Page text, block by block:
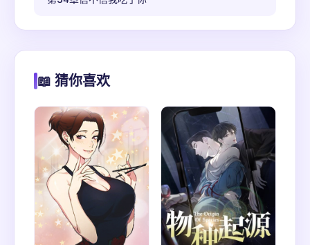
📖 猜你喜欢